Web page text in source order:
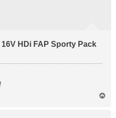
HDi FAP Sporty Pack